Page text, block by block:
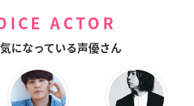
ACTOR
になっている声優さん